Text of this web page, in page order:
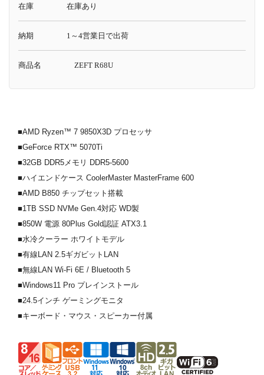
在庫 在庫あり
納期 1～4営業日で出荷
商品名 ZEFT R68U
■AMD Ryzen™ 7 9850X3D プロセッサ
■GeForce RTX™ 5070Ti
■32GB DDR5メモリ DDR5-5600
■ハイエンドケース CoolerMaster MasterFrame 600
■AMD B850 チップセット搭載
■1TB SSD NVMe Gen.4対応 WD製
■850W 電源 80Plus Gold認証 ATX3.1
■水冷クーラー ホワイトモデル
■有線LAN 2.5ギガビットLAN
■無線LAN Wi-Fi 6E / Bluetooth 5
■Windows11 Pro プレインストール
■24.5インチ ゲーミングモニタ
■キーボード・マウス・スピーカー付属